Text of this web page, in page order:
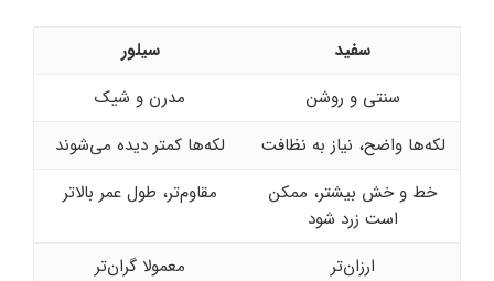
سفید
سیلور
سنتی و روشن
مدرن و شیک
لکه‌ها واضح، نیاز به نظافت
لکه‌ها کمتر دیده می‌شوند
خط و خش بیشتر، ممکن
است زرد شود
مقاوم‌تر، طول عمر بالاتر
ارزان‌تر
معمولا گران‌تر